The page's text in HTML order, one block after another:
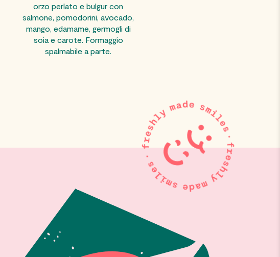
orzo perlato e bulgur con
salmone, pomodorini, avocado,
mango, edamame, germogli di
soia e carote. Formaggio
spalmabile a parte.